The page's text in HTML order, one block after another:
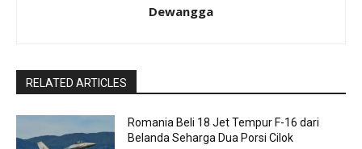
Dewangga
RELATED ARTICLES
Romania Beli 18 Jet Tempur F-16 dari
Belanda Seharga Dua Porsi Cilok